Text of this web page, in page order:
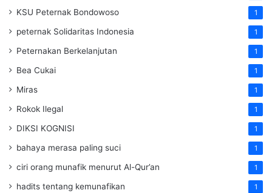
KSU Peternak Bondowoso 1
peternak Solidaritas Indonesia 1
Peternakan Berkelanjutan 1
Bea Cukai 1
Miras 1
Rokok Ilegal 1
DIKSI KOGNISI 1
bahaya merasa paling suci 1
ciri orang munafik menurut Al-Qur’an 1
hadits tentang kemunafikan 1